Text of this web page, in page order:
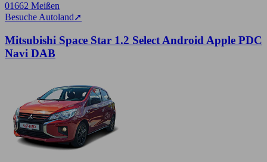
01662 Meißen
Besuche Autoland➚
Mitsubishi Space Star 1.2 Select Android Apple PDC
Navi DAB